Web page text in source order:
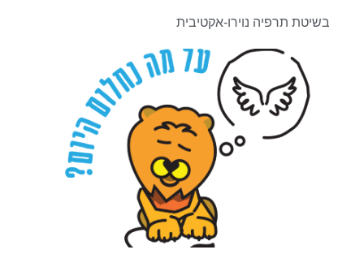
בשיטת תרפיה נוירו-אקטיבית